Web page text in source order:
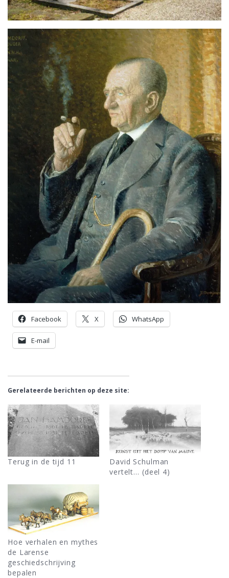
Facebook X WhatsApp
E-mail
Gerelateerde berichten op deze site:
Terug in de tijd 11
David Schulman
vertelt… (deel 4)
Hoe verhalen en mythes
de Larense
geschiedschrijving
bepalen